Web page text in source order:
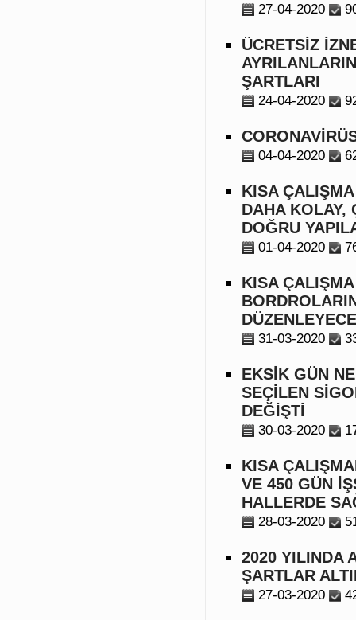
27-04-2020
ÜCRETSİZ
ŞARTLARI
24-04-2020
04-04-2020
KISA
DAHA KOLAY,
DOĞRU
01-04-2020
KISA
31-03-2020
EKSİK GÜN
SEÇİLEN
DEĞİŞTİ
30-03-2020
KISA
VE 450 GÜN
HALLERDE
28-03-2020
2020 YILINDA
ŞARTLAR
27-03-2020